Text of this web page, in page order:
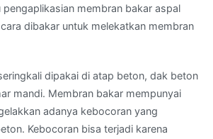
pengaplikasian membran bakar aspal
dibakar untuk melekatkan membran
dipakai di atap beton, dak beton
mandi. Membran bakar mempunyai
adanya kebocoran yang
Kebocoran bisa terjadi karena